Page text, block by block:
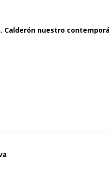
Calderón nuestro